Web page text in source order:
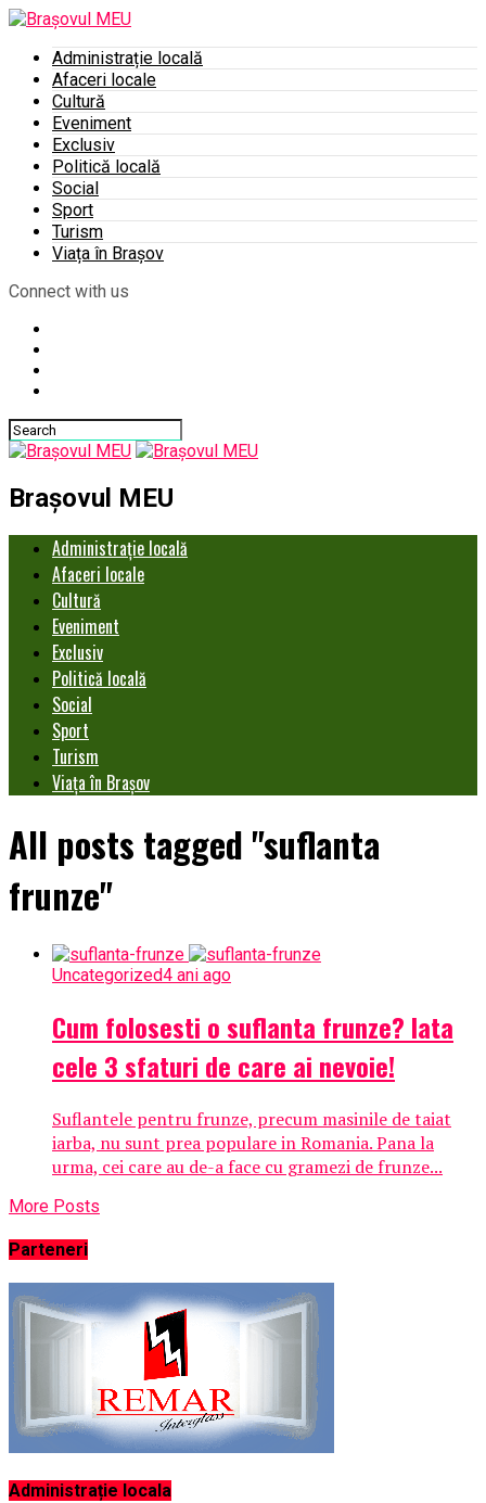
Administrație locală
Afaceri locale
Cultură
Eveniment
Exclusiv
Politică locală
Social
Sport
Turism
Viața în Brașov
Connect with us
Brașovul MEU
Administrație locală
Afaceri locale
Cultură
Eveniment
Exclusiv
Politică locală
Social
Sport
Turism
Viața în Brașov
All posts tagged "suflanta
frunze"
Uncategorized4 ani ago
Cum folosesti o suflanta frunze? Iata
cele 3 sfaturi de care ai nevoie!
Suflantele pentru frunze, precum masinile de taiat
iarba, nu sunt prea populare in Romania. Pana la
urma, cei care au de-a face cu gramezi de frunze...
More Posts
Parteneri
Administrație locala